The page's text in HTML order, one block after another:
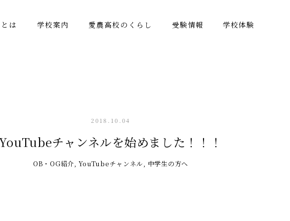
は 学校案内 愛農高校のくらし 受験情報 学校体験
2018.10.04
チャンネルを始めました！！！
OB・OG紹介 YouTubeチャンネル 中学生の方へ